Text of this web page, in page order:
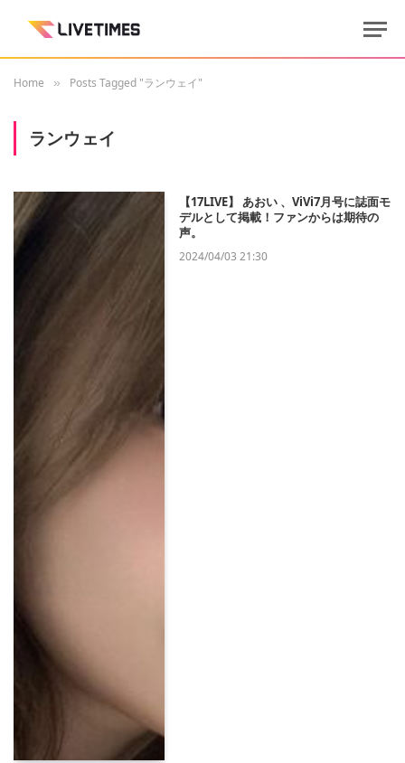
Home » Posts Tagged "ランウェイ"
ランウェイ
【17LIVE】 あおい 、ViVi7月号に誌面モ
デルとして掲載！ファンからは期待の
声。
2024/04/03 21:30